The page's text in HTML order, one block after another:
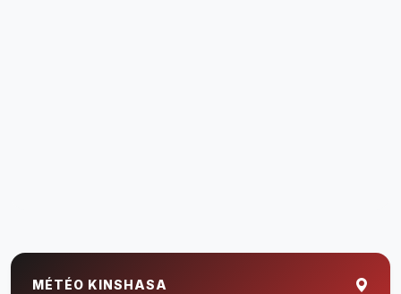
MÉTÉO KINSHASA